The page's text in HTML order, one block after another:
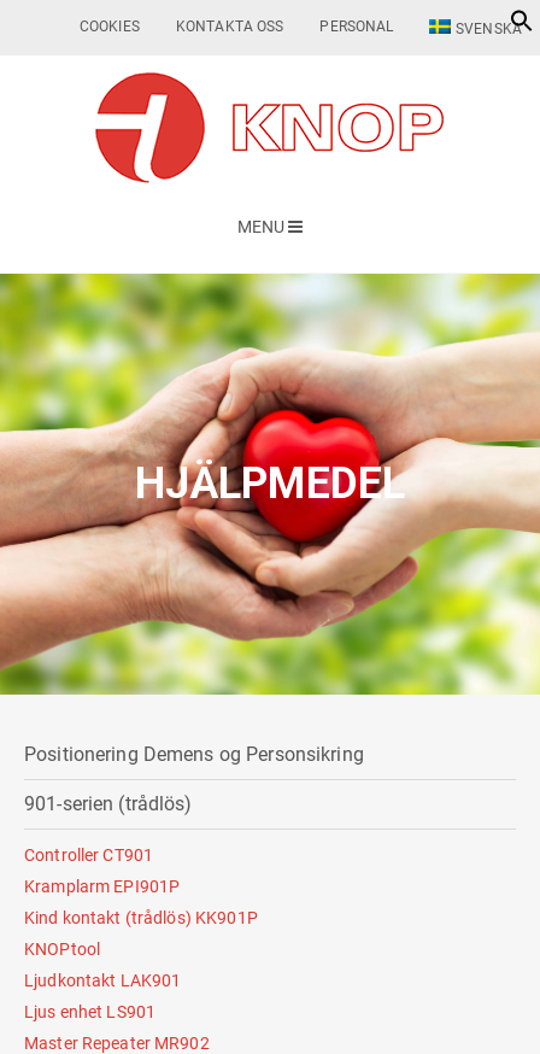
COOKIES KONTAKTA OSS PERSONAL SVENSKA
MENU
HJÄLPMEDEL
Positionering Demens og Personsikring
901-serien (trådlös)
Controller CT901
Kramplarm EPI901P
Kind kontakt (trådlös) KK901P
KNOPtool
Ljudkontakt LAK901
Ljus enhet LS901
Master Repeater MR902